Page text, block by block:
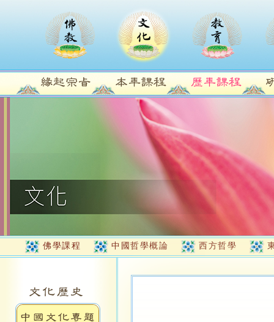
佛學課程 中國哲學概論 西方哲學